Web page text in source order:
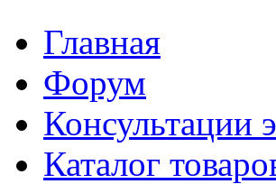
Главная
Форум
Консультации
Каталог